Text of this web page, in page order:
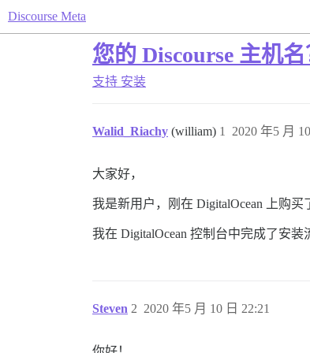
Discourse Meta
您的 Discourse 主机名
支持 安装
Walid_Riachy (william) 2020 年5 月
1
大家好，
我是新用户，刚在 DigitalOcean 上购买
我在 DigitalOcean 控制台中完成了安
Steven 2020 年5 月 10 日 22:21
2